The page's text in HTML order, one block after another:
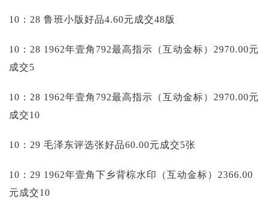
10：28 鲁班小版好品4.60元成交48版
10：28 1962年壹角792最高指示（互动金标）2970.00元
成交5
10：28 1962年壹角792最高指示（互动金标）2970.00元
成交10
10：29 毛泽东评选张好品60.00元成交5张
10：29 1962年壹角下乡背棕水印（互动金标）2366.00
元成交10